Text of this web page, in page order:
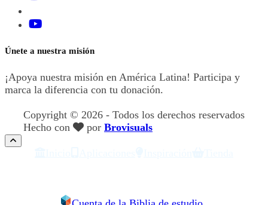
Únete a nuestra misión
¡Apoya nuestra misión en América Latina! Participa y
marca la diferencia con tu donación.
Copyright © 2026 - Todos los derechos reservados
Hecho con
por Brovisuals